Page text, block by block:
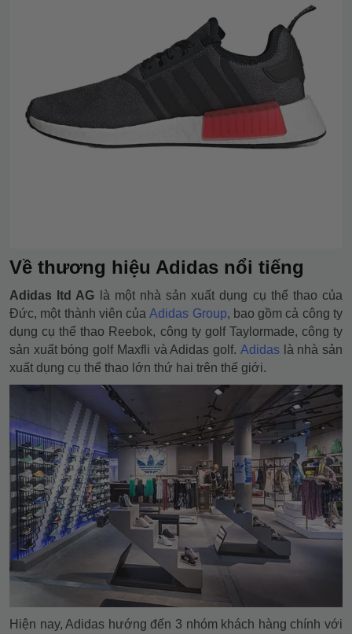
Về thương hiệu Adidas nổi tiếng
Adidas ltd AG là một nhà sản xuất dụng cụ thể thao của
Đức, một thành viên củaAdidas Group, bao gồm cả công ty
dụng cụ thể thao Reebok, công ty golf Taylormade, công ty
sản xuất bóng golf Maxfli và Adidas golf. Adidaslà nhà sản
xuất dụng cụ thể thao lớn thứ hai trên thế giới.
Hiện nay, Adidas hướng đến 3 nhóm khách hàng chính với